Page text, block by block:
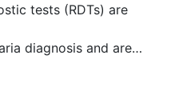
tests (RDTs) are
diagnosis and are